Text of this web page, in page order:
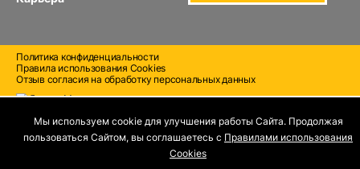
Политика конфиденциальности
Правила использования Cооkies
Отзыв согласия на обработку персональных данных
Мы используем cookie для улучшения работы Сайта. Продолжая
пользоваться Сайтом, вы соглашаетесь с Правилами использования
Cооkies